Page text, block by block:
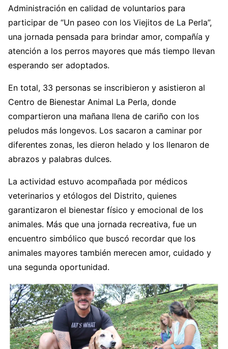
Administración en calidad de voluntarios para
participar de “Un paseo con los Viejitos de La Perla”,
una jornada pensada para brindar amor, compañía y
atención a los perros mayores que más tiempo llevan
esperando ser adoptados.
En total, 33 personas se inscribieron y asistieron al
Centro de Bienestar Animal La Perla, donde
compartieron una mañana llena de cariño con los
peludos más longevos. Los sacaron a caminar por
diferentes zonas, les dieron helado y los llenaron de
abrazos y palabras dulces.
La actividad estuvo acompañada por médicos
veterinarios y etólogos del Distrito, quienes
garantizaron el bienestar físico y emocional de los
animales. Más que una jornada recreativa, fue un
encuentro simbólico que buscó recordar que los
animales mayores también merecen amor, cuidado y
una segunda oportunidad.